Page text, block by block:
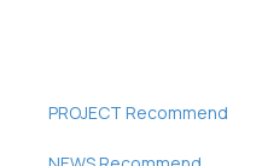
PROJECT Recommend